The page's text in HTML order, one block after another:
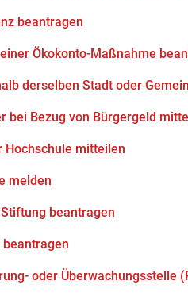
beantragen
Ökokonto-Maßnahme
derselben Stadt oder
bei Bezug von Bürgergeld
Hochschule mitteilen
melden
beantragen
oder Überwachungsstelle